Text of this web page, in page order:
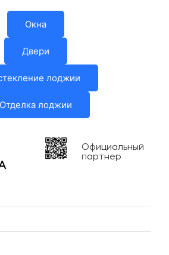
Окна
Двери
лоджии
Отделка лоджии
Официальный
партнер